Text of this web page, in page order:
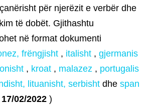
për njerëzit e verbër dhe
të dobët. Gjithashtu
në format dokumenti
frëngjisht , italisht , gjermanis
, kroat , malazez , portugalis
lituanisht, serbisht dhe span
17/02/2022 )